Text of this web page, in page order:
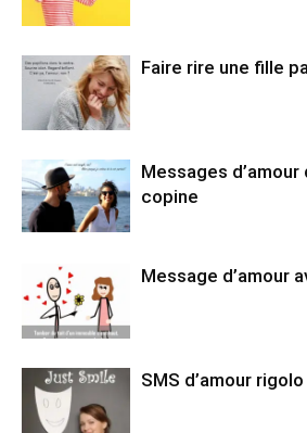
Faire rire une fille
Messages
copine
Message d’amour
SMS d’amour